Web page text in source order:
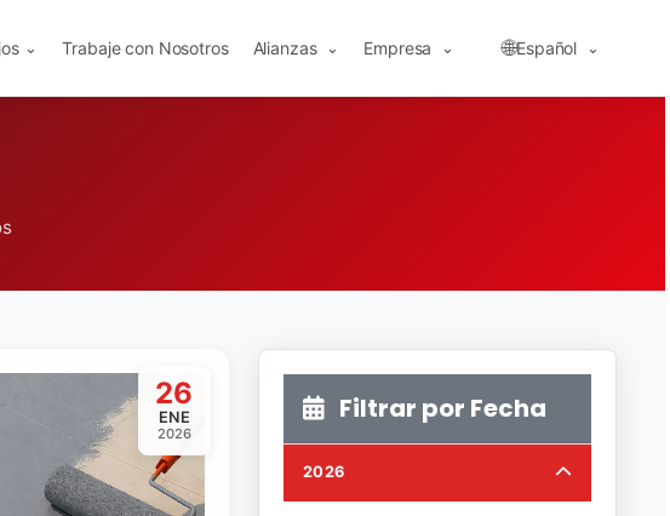
⌄ Trabaje con Nosotros Alianzas ⌄ Empresa ⌄ 🌐Español ⌄
26
ENE
2026
Filtrar por Fecha
2026